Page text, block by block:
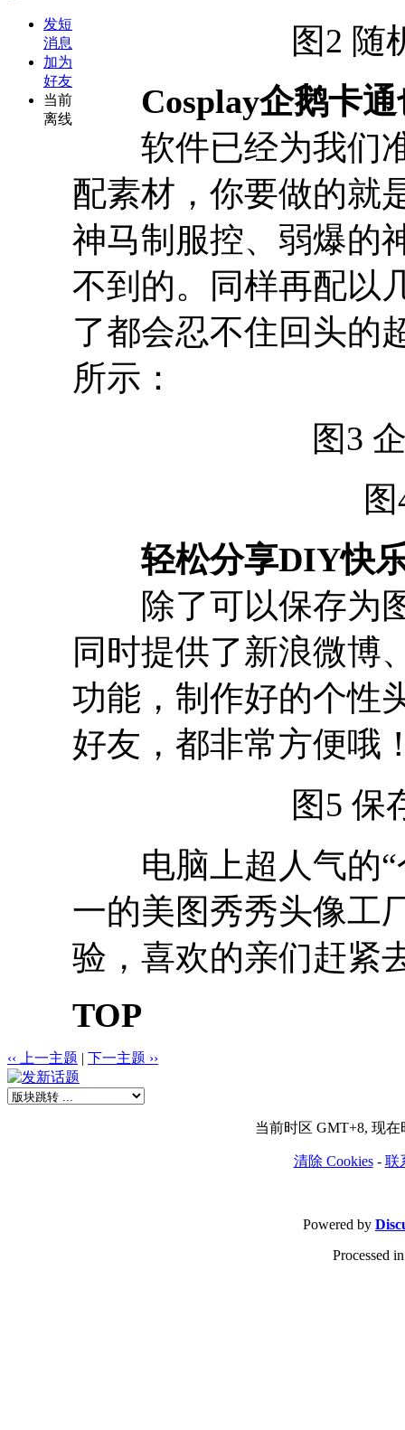
发短
消息
加为
好友
当前
离线
图2 随
Cosplay企鹅卡通
软件已经为我们准
配素材，你要做的就
神马制服控、弱爆的
不到的。同样再配以
了都会忍不住回头的
所示：
图3
轻松分享DIY快
除了可以保存为
同时提供了新浪微博
功能，制作好的个性
好友，都非常方便哦
图5 保
电脑上超人气的“
一的美图秀秀头像工
验，喜欢的亲们赶紧
TOP
‹‹ 上一主题 | 下一主题 ››
当前时区 GMT+8, 现在
清除 Cookies- 联
Powered by
Processed